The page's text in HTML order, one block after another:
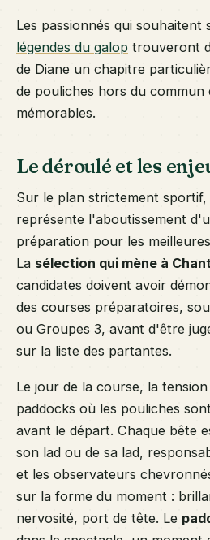
Les passionnés qui souhaitent
légendes du galop trouveront
de Diane un chapitre
de pouliches hors du
mémorables.
Le déroulé et les
Sur le plan strictement sportif,
représente l'aboutissement
préparation pour les
La sélection qui mène à
candidates doivent avoir
des courses préparatoires,
ou Groupes 3, avant d'être
sur la liste des partantes.
Le jour de la course, la
paddocks où les pouliches
avant le départ. Chaque bête
son lad ou de sa lad,
et les observateurs
sur la forme du moment :
nervosité, port de tête. Le